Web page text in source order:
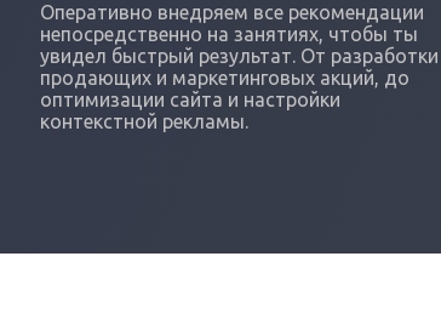
Оперативно внедряем все рекомендации
непосредственно на занятиях, чтобы ты
увидел быстрый результат. От разработки
продающих и маркетинговых акций, до
оптимизации сайта и настройки
контекстной рекламы.